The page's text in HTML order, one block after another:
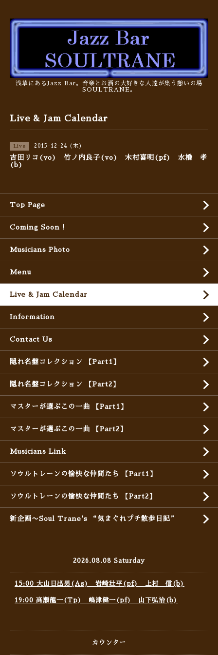
浅草にあるJazz Bar。音楽とお酒の大好きな人達が集う憩いの場
SOULTRANE。
Live & Jam Calendar
Live 2015-12-24 (木)
吉田リコ(vo) 竹ノ内良子(vo) 木村喜明(pf) 水橋 孝
(b)
Top Page
Coming Soon !
Musicians Photo
Menu
Live & Jam Calendar
Information
Contact Us
隠れ名盤コレクション 【Part1】
隠れ名盤コレクション 【Part2】
マスターが選ぶこの一曲 【Part1】
マスターが選ぶこの一曲 【Part2】
Musicians Link
ソウルトレーンの愉快な仲間たち 【Part1】
ソウルトレーンの愉快な仲間たち 【Part2】
新企画〜Soul Trane's “気まぐれプチ散歩日記”
2026.08.08 Saturday
15:00 大山日出男(As) 岩崎壮平(pf) 上村 信(b)
19:00 高瀬龍一(Tp) 嶋津健一(pf) 山下弘治(b)
カウンター